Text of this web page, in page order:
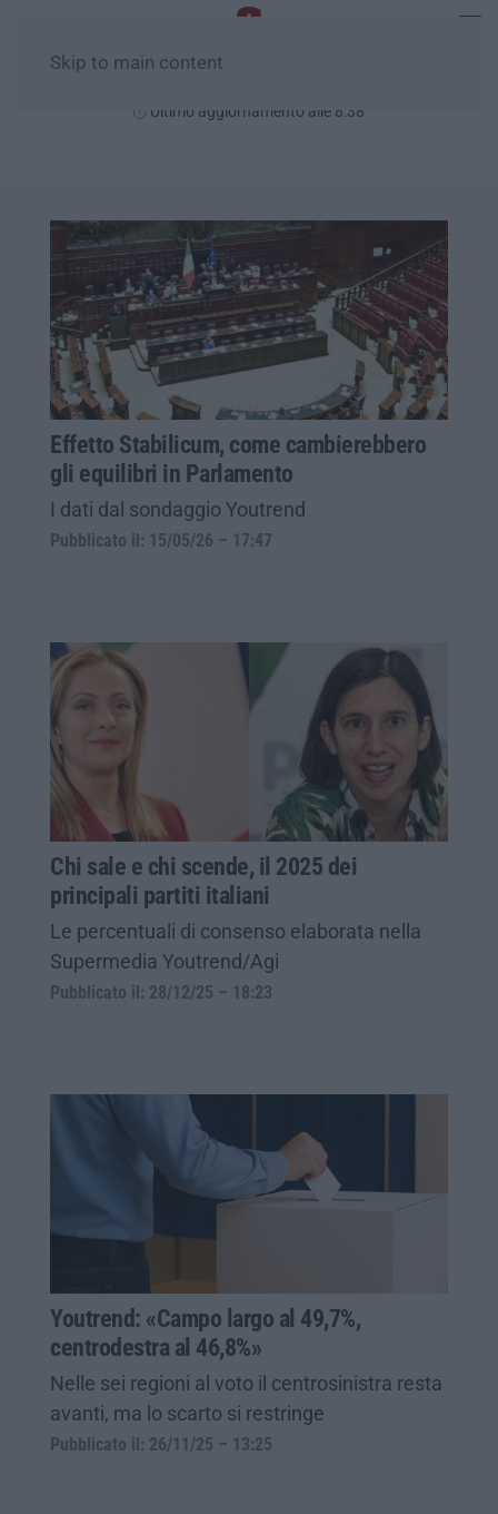
Skip to main content
Ultimo aggiornamento alle 8:38
Effetto Stabilicum, come cambierebbero
gli equilibri in Parlamento
I dati dal sondaggio Youtrend
Pubblicato il: 15/05/26 – 17:47
Chi sale e chi scende, il 2025 dei
principali partiti italiani
Le percentuali di consenso elaborata nella
Supermedia Youtrend/Agi
Pubblicato il: 28/12/25 – 18:23
Youtrend: «Campo largo al 49,7%,
centrodestra al 46,8%»
Nelle sei regioni al voto il centrosinistra resta
avanti, ma lo scarto si restringe
Pubblicato il: 26/11/25 – 13:25